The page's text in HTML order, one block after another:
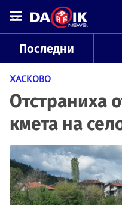
Последни
ХАСКОВО
Отстраниха
кмета на